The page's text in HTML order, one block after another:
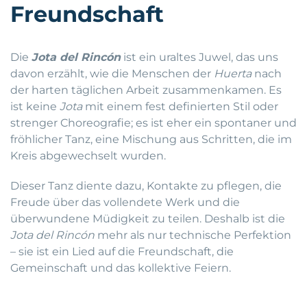
Freundschaft
Die Jota del Rincónist ein uraltes Juwel, das uns
davon erzählt, wie die Menschen der Huertanach
der harten täglichen Arbeit zusammenkamen. Es
ist keine Jotamit einem fest definierten Stil oder
strenger Choreografie; es ist eher ein spontaner und
fröhlicher Tanz, eine Mischung aus Schritten, die im
Kreis abgewechselt wurden.
Dieser Tanz diente dazu, Kontakte zu pflegen, die
Freude über das vollendete Werk und die
überwundene Müdigkeit zu teilen. Deshalb ist die
Jota del Rincón mehr als nur technische Perfektion
– sie ist ein Lied auf die Freundschaft, die
Gemeinschaft und das kollektive Feiern.